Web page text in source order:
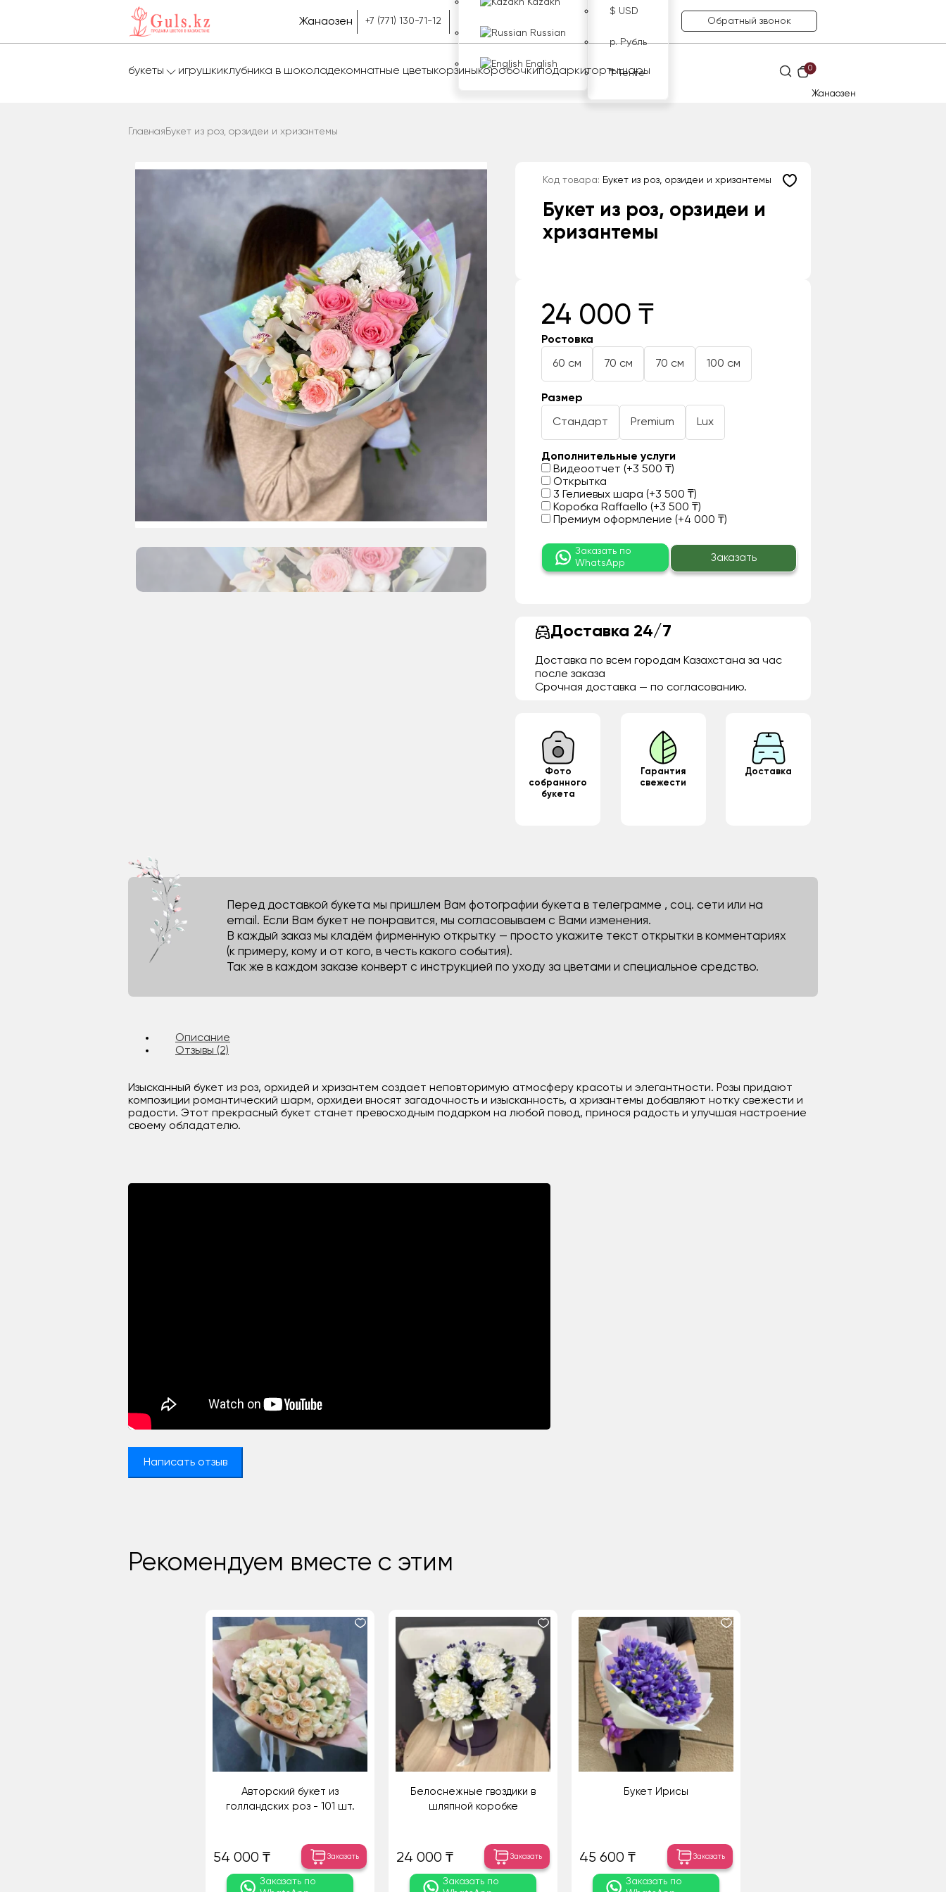
Жанаозен +7 (771) 130-71-12
Kazakh
Russian
English
$ USD
р. Рубль
₸ Тенге
Обратный звонок
букеты игрушкиклубника в шоколадекомнатные цветыкорзиныкоробочкиподаркитортышары 0
Жанаозен
Главная Букет из роз, орзидеи и хризантемы
Код товара: Букет из роз, орзидеи и хризантемы
Букет из роз, орзидеи и
хризантемы
24 000 ₸
Ростовка
60 см 70 см 70 см 100 см
Размер
Стандарт Premium Lux
Дополнительные услуги
Видеоотчет (+3 500 ₸)
Открытка
3 Гелиевых шара (+3 500 ₸)
Коробка Raffaello (+3 500 ₸)
Премиум оформление (+4 000 ₸)
Заказать по
WhatsApp
Заказать
Доставка 24/7
Доставка по всем городам Казахстана за час
после заказа
Срочная доставка — по согласованию.
Фото
собранного
букета
Гарантия
свежести
Доставка
Перед доставкой букета мы пришлем Вам фотографии букета в телеграмме , соц. сети или на
email. Если Вам букет не понравится, мы согласовываем с Вами изменения.
В каждый заказ мы кладём фирменную открытку — просто укажите текст открытки в комментариях
(к примеру, кому и от кого, в честь какого события).
Так же в каждом заказе конверт с инструкцией по уходу за цветами и специальное средство.
Описание
Отзывы (2)
Изысканный букет из роз, орхидей и хризантем создает неповторимую атмосферу красоты и элегантности. Розы придают
композиции романтический шарм, орхидеи вносят загадочность и изысканность, а хризантемы добавляют нотку свежести и
радости. Этот прекрасный букет станет превосходным подарком на любой повод, принося радость и улучшая настроение
своему обладателю.
Написать отзыв
Рекомендуем вместе с этим
Авторский букет из
голландских роз - 101 шт.
54 000 ₸ Заказать
Заказать по
Белоснежные гвоздики в
шляпной коробке
24 000 ₸ Заказать
Заказать по
Букет Ирисы
45 600 ₸ Заказать
Заказать по